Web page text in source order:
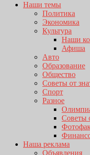
Наши темы
Политика
Экономика
Культура
Наши
Афиша
Авто
Образование
Общество
Советы от
Спорт
Разное
Советы
Наша реклама
Объявления